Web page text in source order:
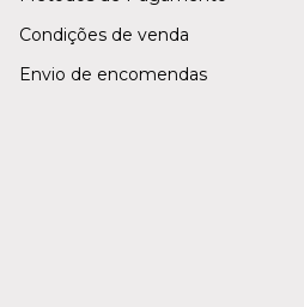
Condições de venda
Envio de encomendas